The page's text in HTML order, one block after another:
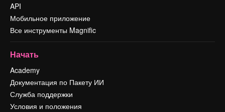
API
Мобильное приложение
Все инструменты Magnific
Начать
Academy
Документация по Пакету ИИ
Служба поддержки
Условия и положения